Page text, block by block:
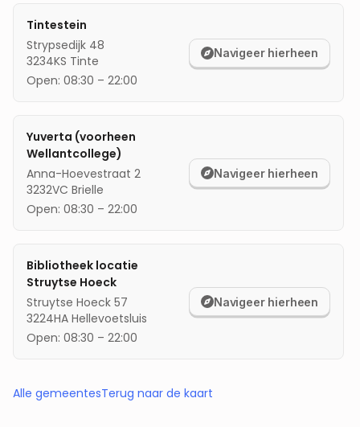
Tintestein
Strypsedijk 48
3234KS Tinte
Open: 08:30 – 22:00
Navigeer hierheen
Yuverta (voorheen
Wellantcollege)
Anna-Hoevestraat 2
3232VC Brielle
Open: 08:30 – 22:00
Navigeer hierheen
Bibliotheek locatie
Struytse Hoeck
Struytse Hoeck 57
3224HA Hellevoetsluis
Open: 08:30 – 22:00
Navigeer hierheen
Alle gemeentesTerug naar de kaart